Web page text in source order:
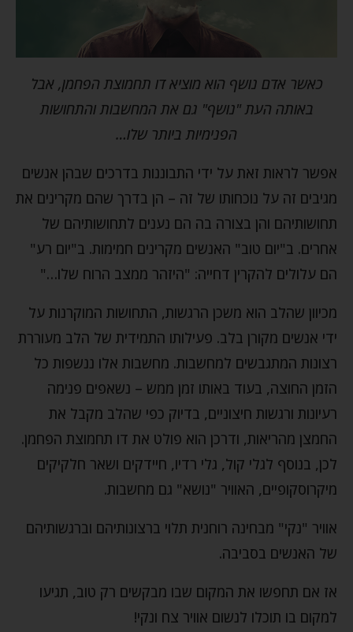
כאשר אדם נושף הוא מוציא דו תחמוצת הפחמן, אבל
באותה העת "נושף" גם את המחשבות והתחושות
הפנימיות ביותר שלו…
אפשר לראות זאת על ידי התבוננות בדרכים שבהן אנשים
מגיבים זה על נוכחותו של זה – הן בדרך שהם מקרינים את
תחושותיהם והן בצורה בה הם נענים לתחושותיהם של
אחרים. ב"יום טוב" האנשים מקרינים חמימות. ב"יום רע"
הם עלולים להקרין דחייה: "היזהר ממצב הרוח שלו…"
מכיוון שהלב הוא משכן הרגשות, התחושות המוקרנות על
ידי אנשים מקורן בלב. פעילותו התמידית של הלב מעוררת
רצונות המתגבשים למחשבות. מחשבות אלו ננשפות כל
הזמן החוצה, בעוד באותו זמן ממש – נשאפים פנימה
רעיונות ורגשות חיצוניים, בדיוק כפי שהלב מקבל את
החמצן מהריאות, ודרכן הוא פולט את דו תחמוצת הפחמן.
לכן, בנוסף לגלי קול, גלי רדיו, חיידקים ושאר חלקיקים
מיקרוסקופיים, האוויר "נושא" גם מחשבות.
אוויר "נקי" מבחינה רוחנית תלוי ברצונותיהם וברגשותיהם
של האנשים בסביבה.
אז אם תחפשו את המקום שבו מבקשים רק טוב, תגיעו
למקום בו תוכלו לנשום אוויר צח ונקי!